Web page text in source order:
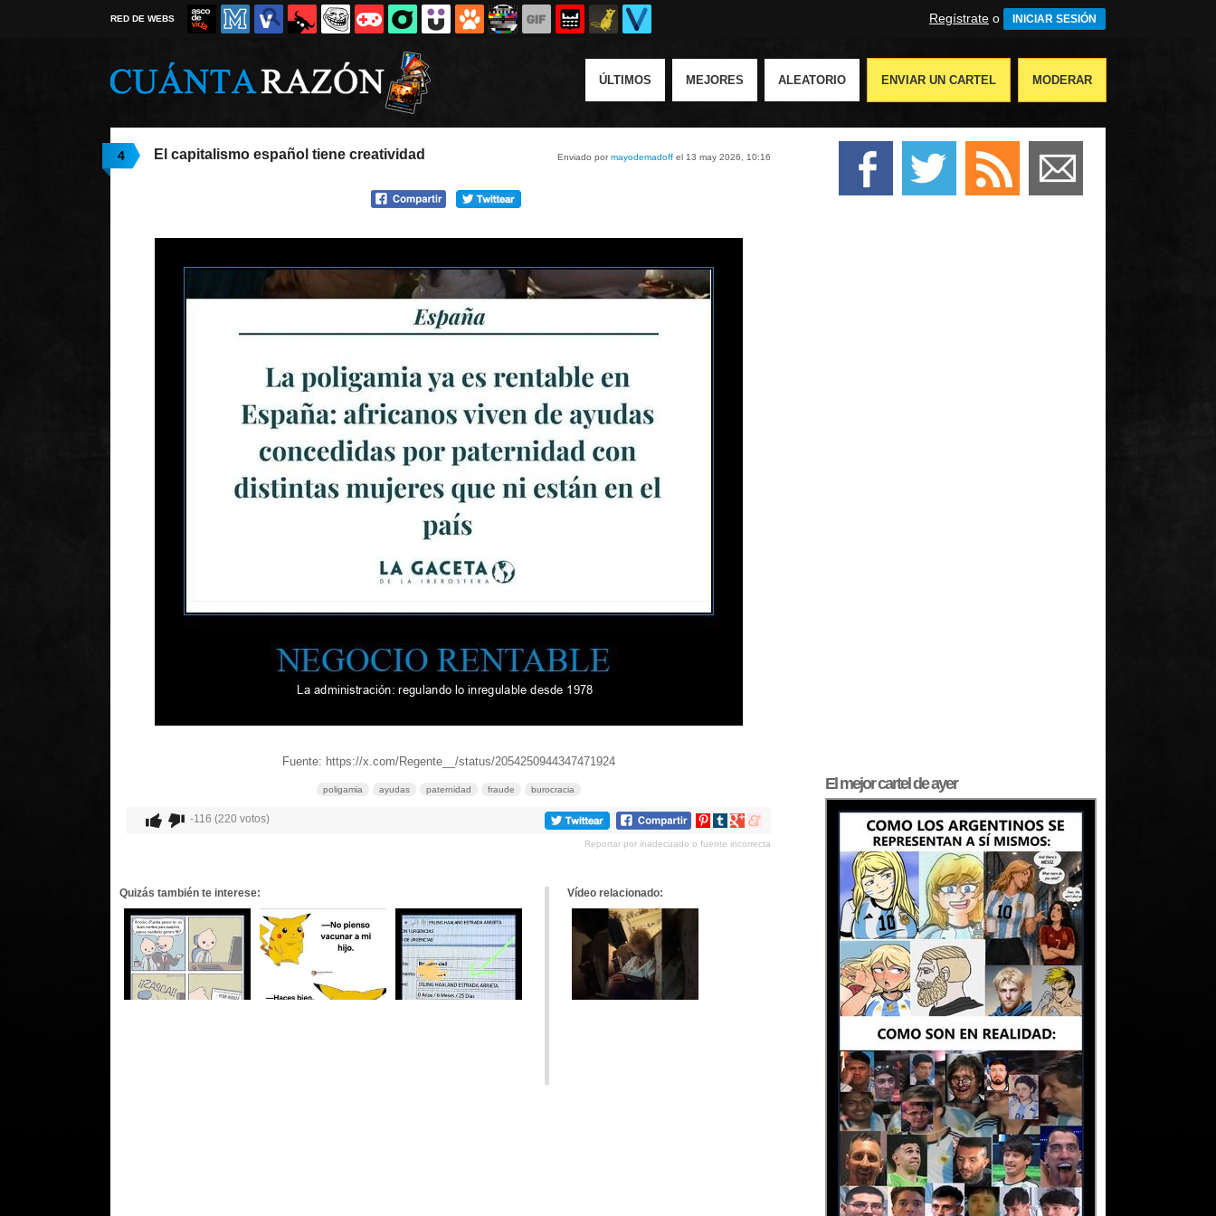
RED DE WEBS Regístrate o INICIAR SESIÓN
ÚLTIMOS MEJORES ALEATORIO ENVIAR UN CARTEL MODERAR
4 Enviado pormayodemadoff el 13 may 2026, 10:16
El capitalismo español tiene creatividad
Fuente: https://x.com/Regente__/status/2054250944347471924
poligamia ayudas paternidad fraude burocracia
-116 (220 votos)
Compartir
Pinterest
Compartir
tumblr
Compartir
Google+
Compartir
meneame
Reportar por inadecuado o fuente incorrecta
Quizás también te interese: Vídeo relacionado:
El mejorcartel de ayer